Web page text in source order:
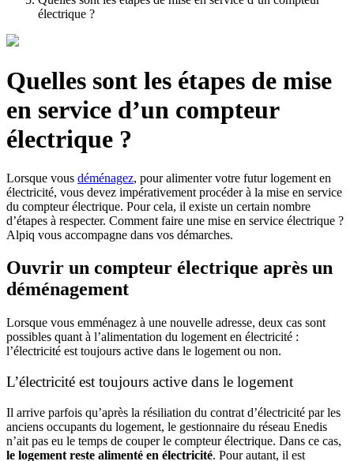
électrique ?
Quelles sont les étapes de mise
en service d’un compteur
électrique ?
Lorsque vous déménagez, pour alimenter votre futur logement en
électricité, vous devez impérativement procéder à la mise en service
du compteur électrique. Pour cela, il existe un certain nombre
d’étapes à respecter. Comment faire une mise en service électrique ?
Alpiq vous accompagne dans vos démarches.
Ouvrir un compteur électrique après un
déménagement
Lorsque vous emménagez à une nouvelle adresse, deux cas sont
possibles quant à l’alimentation du logement en électricité :
l’électricité est toujours active dans le logement ou non.
L’électricité est toujours active dans le logement
Il arrive parfois qu’après la résiliation du contrat d’électricité par les
anciens occupants du logement, le gestionnaire du réseau Enedis
n’ait pas eu le temps de couper le compteur électrique. Dans ce cas,
le logement reste alimenté en électricité. Pour autant, il est